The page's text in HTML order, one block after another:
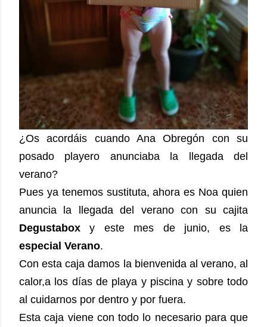
¿Os acordáis cuando Ana Obregón con su
posado playero anunciaba la llegada del
verano?
Pues ya tenemos sustituta, ahora es Noa quien
anuncia la llegada del verano con su cajita
Degustabox y este mes de junio, es la
especial Verano.
Con esta caja damos la bienvenida al verano, al
calor,a los días de playa y piscina y sobre todo
al cuidarnos por dentro y por fuera.
Esta caja viene con todo lo necesario para que